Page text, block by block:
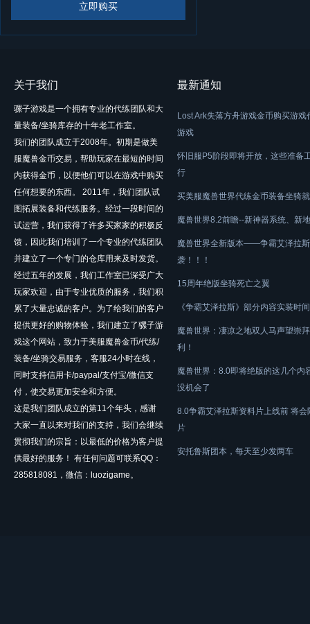
立即购买
关于我们
骡子游戏是一个拥有专业的代练团队和大
量装备/坐骑库存的十年老工作室。
我们的团队成立于2008年。初期是做美
服魔兽金币交易，帮助玩家在最短的时间
内获得金币，以便他们可以在游戏中购买
任何想要的东西。 2011年，我们团队试
图拓展装备和代练服务。经过一段时间的
试运营，我们获得了许多买家家的积极反
馈，因此我们培训了一个专业的代练团队
并建立了一个专门的仓库用来及时发货。
经过五年的发展，我们工作室已深受广大
玩家欢迎，由于专业优质的服务，我们积
累了大量忠诚的客户。为了给我们的客户
提供更好的购物体验，我们建立了骡子游
戏这个网站，致力于美服魔兽金币/代练/
装备/坐骑交易服务，客服24小时在线，
同时支持信用卡/paypal/支付宝/微信支
付，使交易更加安全和方便。
这是我们团队成立的第11个年头，感谢
大家一直以来对我们的支持，我们会继续
贯彻我们的宗旨：以最低的价格为客户提
供最好的服务！ 有任何问题可联系QQ：
285818081，微信：luozigame。
最新通知
Lost Ark失落方舟游戏金币购买游戏
游戏
怀旧服P5阶段即将开放，这些准备
行
买美服魔兽世界代练金币装备坐骑
魔兽世界8.2前瞻--新神器系统、新
魔兽世界全新版本——争霸艾泽拉
袭！！！
15周年绝版坐骑死亡之翼
《争霸艾泽拉斯》部分内容实装时
魔兽世界：凄凉之地双人马声望崇
利！
魔兽世界：8.0即将绝版的这几个内
没机会了
8.0争霸艾泽拉斯资料片上线前 将会
片
安托鲁斯团本，每天至少发两车